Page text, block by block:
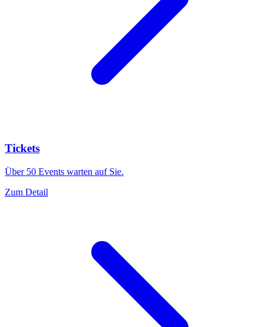
Tickets
Über 50 Events warten auf Sie.
Zum Detail